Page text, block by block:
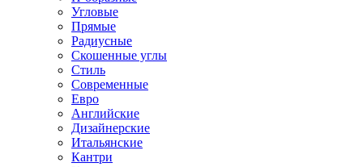
Угловые
Прямые
Радиусные
Скошенные углы
Стиль
Современные
Евро
Английские
Дизайнерские
Итальянские
Кантри